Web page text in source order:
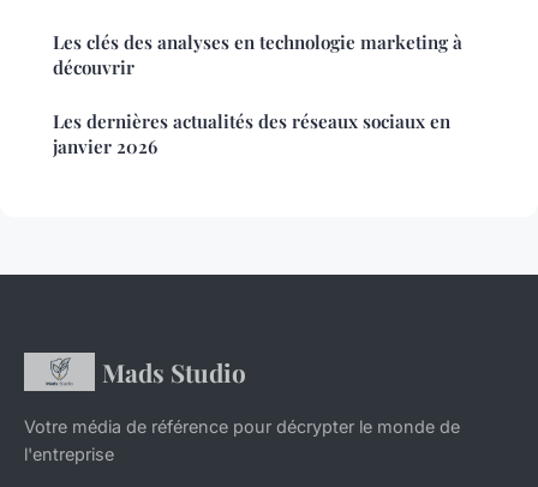
Les clés des analyses en technologie marketing à
découvrir
Les dernières actualités des réseaux sociaux en
janvier 2026
Mads Studio
Votre média de référence pour décrypter le monde de
l'entreprise